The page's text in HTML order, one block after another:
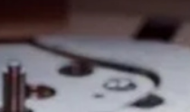
楼1座30层05室（需提前预
B座11层1104室（需提前预
层03室（需提前预约）
楼24层2406B室（需提前预